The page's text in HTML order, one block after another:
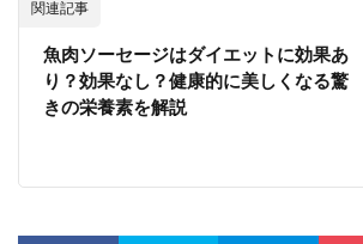
関連記事
魚肉ソーセージはダイエットに効果あ
り？効果なし？健康的に美しくなる驚
きの栄養素を解説